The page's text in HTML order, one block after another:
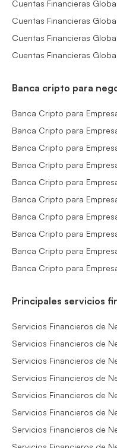
Cuentas Financieras
Cuentas Financieras
Cuentas Financieras
Cuentas Financieras
Banca cripto para
Banca Cripto para
Banca Cripto para
Banca Cripto para
Banca Cripto para
Banca Cripto para
Banca Cripto para
Banca Cripto para
Banca Cripto para
Banca Cripto para
Banca Cripto para
Principales servicios
Servicios Financieros de
Servicios Financieros de
Servicios Financieros de
Servicios Financieros de
Servicios Financieros de
Servicios Financieros de
Servicios Financieros de